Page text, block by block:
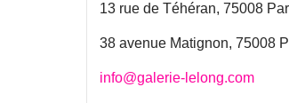
13 rue de Téhéran, 75008
38 avenue Matignon, 75008
info@galerie-lelong.com